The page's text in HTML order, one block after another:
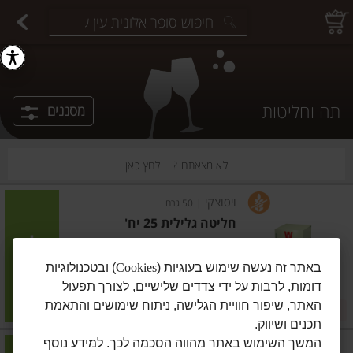
תה וחליטות מסננים
לא מצאתם ? לחץ כאן
ויסוצקי 50 גרם
חליטה גלילית 25 יח'
מחיר מבצע ₪17.90
₪21.90
₪43.80 ל-100 גרם במבצע! ₪17.90
הוסיפו
ויסוצקי
באתר זה נעשה שימוש בעוגיות (Cookies) ובטכנולוגיות
דומות, לרבות על ידי צדדים שלישיים, לצורך תפעול
האתר, שיפור חוויית הגלישה, ניתוח שימושים והתאמת
תכנים ושיווק.
המשך השימוש באתר מהווה הסכמה לכך. למידע נוסף